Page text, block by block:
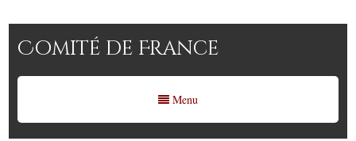
Comité de France
Menu